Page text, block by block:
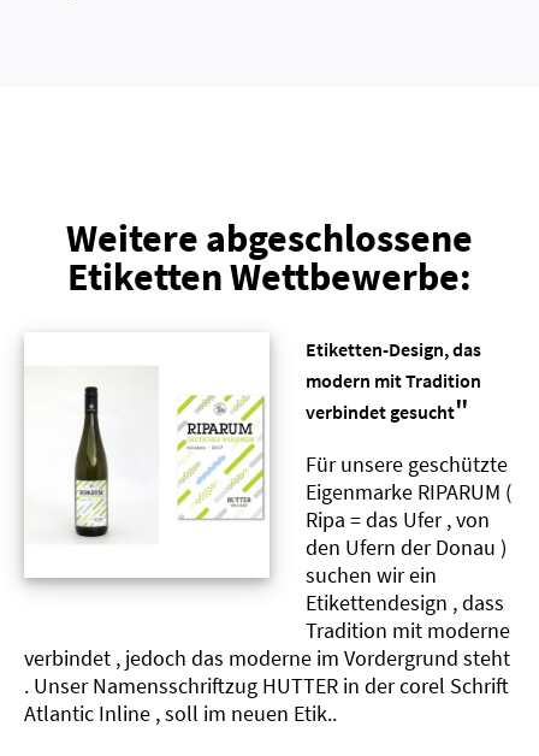
Weitere abgeschlossene
Etiketten Wettbewerbe:
Etiketten-Design, das
modern mit Tradition
verbindet gesucht"
Für unsere geschützte
Eigenmarke RIPARUM (
Ripa = das Ufer , von
den Ufern der Donau )
suchen wir ein
Etikettendesign , dass
Tradition mit moderne
verbindet , jedoch das moderne im Vordergrund steht
. Unser Namensschriftzug HUTTER in der corel Schrift
Atlantic Inline , soll im neuen Etik..